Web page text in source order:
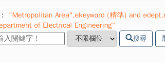
"Metropolitan Area".ekeyword (精準) and
of Electrical Engineering"
搜尋